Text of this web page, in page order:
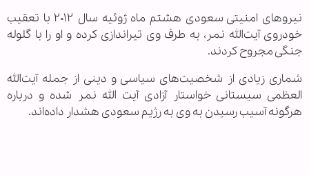
نیروهای امنیتی سعودی هشتم ماه ژوئیه سال ۲۰۱۲ با تعقیب
خودروی آیت‌الله نمر، به طرف وی تیراندازی کرده و او را با گلوله
جنگی مجروح کردند.
شماری زیادی از شخصیت‌های سیاسی و دینی از جمله آیت‌الله
العظمی سیستانی خواستار آزادی آیت الله نمر شده و درباره
هرگونه آسیب رسیدن به وی به رژیم سعودی هشدار داده‌اند.